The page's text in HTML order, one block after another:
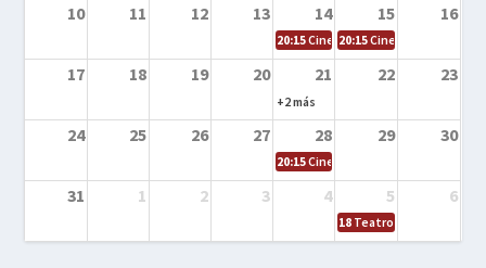
10 11 12 13 14 15 16
20:15Cine en la calle – Tortugas
20:15Cine en la calle –
17 18 19 20 21 22 23
+2 más
24 25 26 27 28 29 30
20:15Cine en el calle – Tintín y el
31 1 2 3 4 5 6
18 Teatro – Tres